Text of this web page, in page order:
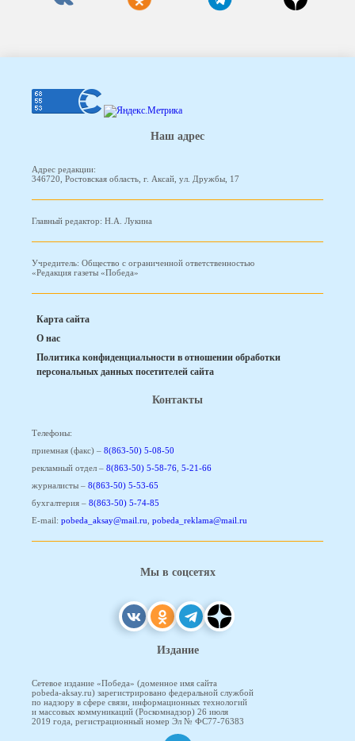
Наш адрес
Адрес редакции:
346720, Ростовская область, г. Аксай, ул. Дружбы, 17
Главный редактор: Н.А. Лукина
Учредитель: Общество с ограниченной ответственностью
«Редакция газеты «Победа»
Карта сайта
О нас
Политика конфиденциальности в отношении обработки
персональных данных посетителей сайта
Контакты
Телефоны:
приемная (факс) – 8(863-50) 5-08-50
рекламный отдел – 8(863-50) 5-58-76, 5-21-66
журналисты – 8(863-50) 5-53-65
бухгалтерия – 8(863-50) 5-74-85
E-mail: pobeda_aksay@mail.ru, pobeda_reklama@mail.ru
Мы в соцсетях
Издание
Сетевое издание «Победа» (доменное имя сайта
pobeda-aksay.ru) зарегистрировано федеральной службой
по надзору в сфере связи, информационных технологий
и массовых коммуникаций (Роскомнадзор) 26 июля
2019 года, регистрационный номер Эл № ФС77-76383